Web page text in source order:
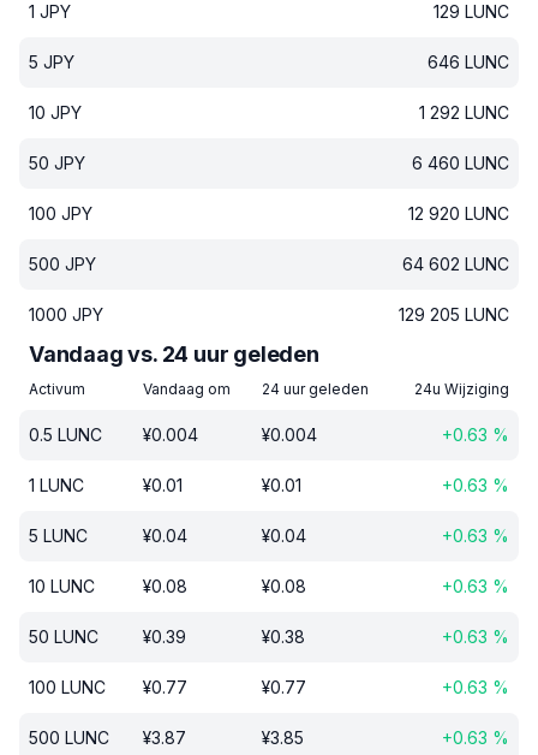
1 JPY 129 LUNC
5 JPY 646 LUNC
10 JPY 1 292 LUNC
50 JPY 6 460 LUNC
100 JPY 12 920 LUNC
500 JPY 64 602 LUNC
1000 JPY 129 205 LUNC
Vandaag vs. 24 uur geleden
Activum Vandaag om 24 uur geleden 24u Wijziging
0.5 LUNC ¥0.004 ¥0.004 +0.63 %
1 LUNC ¥0.01 ¥0.01 +0.63 %
5 LUNC ¥0.04 ¥0.04 +0.63 %
10 LUNC ¥0.08 ¥0.08 +0.63 %
50 LUNC ¥0.39 ¥0.38 +0.63 %
100 LUNC ¥0.77 ¥0.77 +0.63 %
500 LUNC ¥3.87 ¥3.85 +0.63 %